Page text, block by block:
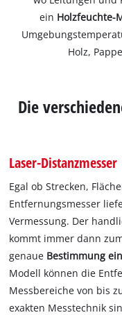
ein Holzfeuchte-
Holz,
Die
Laser-Distanzmesser
Egal ob Strecken,
Entfernungsmesser
Vermessung. Der
kommt immer dann
genaue Bestimmung
Modell können die
Messbereiche von bis
exakten Messtechnik